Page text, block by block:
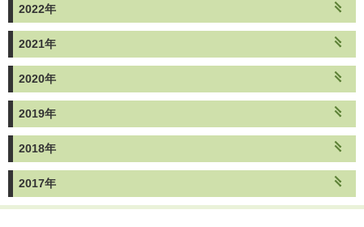
2022年
2021年
2020年
2019年
2018年
2017年